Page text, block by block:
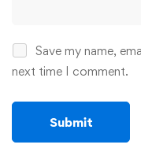
Save my name,
next time I comment.